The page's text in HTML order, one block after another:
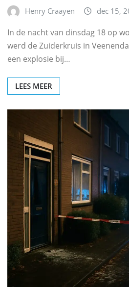
Henry Craayen dec 15,
In de nacht van dinsdag 18 op
werd de Zuiderkruis in
een explosie bij…
LEES MEER